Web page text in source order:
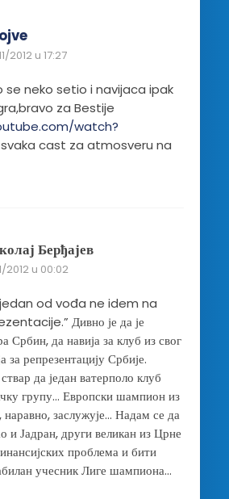
2012 u 17:27
se neko setio i navijaca ipak
za Bestije
watch?
svaka cast za atmosveru na
Берђајев
2012 u 00:02
od vođa ne idem na
Дивно је да је
Србин, да навија за клуб из свог
за репрезентацију Србије.
да један ватерполо клуб
групу… Европски шампион из
заслужује… Надам се да
и Јадран, други великан из Црне
проблема и бити
учесник Лиге шампиона…